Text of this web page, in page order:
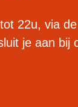
22u, via de
je aan bij